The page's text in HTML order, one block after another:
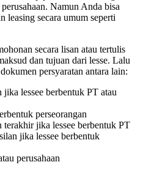
Namun Anda bisa
leasing secara umum seperti
secara lisan atau tertulis
dan tujuan dari lesse. Lalu
persyaratan antara lain:
lessee berbentuk PT atau
perseorangan
terakhir jika lessee berbentuk PT
jika lessee berbentuk
perusahaan